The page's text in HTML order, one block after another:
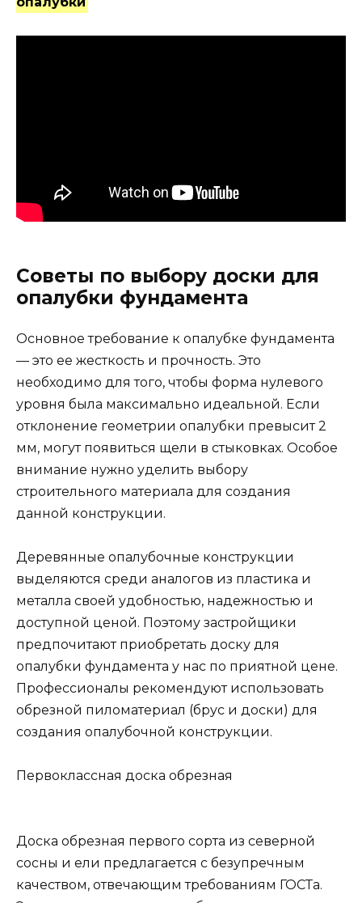
Советы по выбору доски для
опалубки фундамента
Основное требование к опалубке фундамента
— это ее жесткость и прочность. Это
необходимо для того, чтобы форма нулевого
уровня была максимально идеальной. Если
отклонение геометрии опалубки превысит 2
мм, могут появиться щели в стыковках. Особое
внимание нужно уделить выбору
строительного материала для создания
данной конструкции.
Деревянные опалубочные конструкции
выделяются среди аналогов из пластика и
металла своей удобностью, надежностью и
доступной ценой. Поэтому застройщики
предпочитают приобретать доску для
опалубки фундамента у нас по приятной цене.
Профессионалы рекомендуют использовать
обрезной пиломатериал (брус и доски) для
создания опалубочной конструкции.
Первоклассная доска обрезная
Доска обрезная первого сорта из северной
сосны и ели предлагается с безупречным
качеством, отвечающим требованиям ГОСТа.